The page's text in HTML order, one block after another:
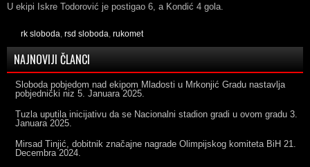
U ekipi Iskre Todorović je postigao 6, a Kondić 4 gola.
rk sloboda rsd sloboda rukomet
NAJNOVIJI ČLANCI
Sloboda pobjedom nad ekipom Mladosti u Mrkonjić Gradu nastavlja
pobjednički niz 5. Januara 2025.
Tuzla uputila inicijativu da se Nacionalni stadion gradi u ovom gradu 3.
Januara 2025.
Mirsad Tinjić, dobitnik značajne nagrade Olimpijskog komiteta BiH 21.
Decembra 2024.